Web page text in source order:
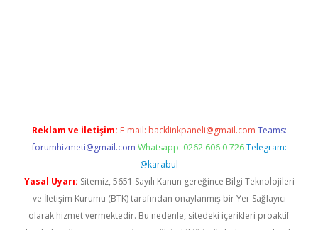
Reklam ve İletişim: E-mail: backlinkpaneli@gmail.com Teams:
forumhizmeti@gmail.com Whatsapp: 0262 606 0 726 Telegram:
@karabul
Yasal Uyarı: Sitemiz, 5651 Sayılı Kanun gereğince Bilgi Teknolojileri
ve İletişim Kurumu (BTK) tarafından onaylanmış bir Yer Sağlayıcı
olarak hizmet vermektedir. Bu nedenle, sitedeki içerikleri proaktif